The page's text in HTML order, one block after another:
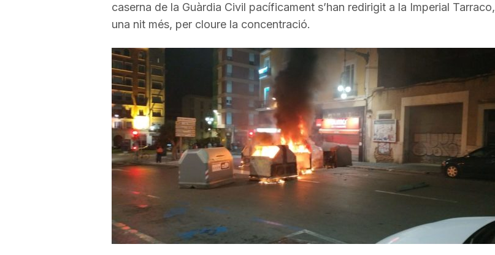
t
T
caserna de la Guàrdia Civil pacíficament s’han redirigit a la Imperial Tarraco,
una nit més, per cloure la concentració.